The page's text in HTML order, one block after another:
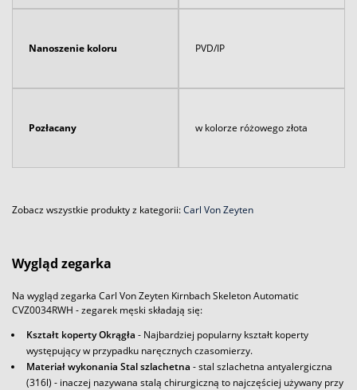
Nanoszenie koloru PVD/IP
Pozłacany w kolorze różowego złota
Zobacz wszystkie produkty z kategorii:Carl Von Zeyten
Wygląd zegarka
Na wygląd zegarka Carl Von Zeyten Kirnbach Skeleton Automatic
CVZ0034RWH - zegarek męski składają się:
Kształt koperty Okrągła - Najbardziej popularny kształt koperty
występujący w przypadku naręcznych czasomierzy.
Materiał wykonania Stal szlachetna - stal szlachetna antyalergiczna
(316l) - inaczej nazywana stalą chirurgiczną to najczęściej używany przy